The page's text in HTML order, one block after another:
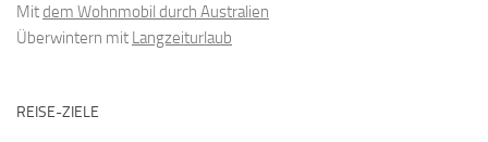
Mitdem Wohnmobil durch Australien
Überwintern mit Langzeiturlaub
REISE-ZIELE